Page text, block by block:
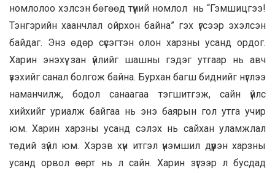
номлолоо хэлсэн бөгөөд түүний номлол нь “Гэмшицгээ!
Тэнгэрийн хаанчлал ойрхон байна” гэх үгсээр эхэлсэн
байдаг. Энэ өдөр сүсэгтэн олон харзны усанд ордог.
Харин энэхүү зан үйлийг шашны гэдэг утгаар нь авч
үзэхийг санал болгож байна. Бурхан багш биднийг нүглээ
наманчилж, бодол санаагаа тэгшитгэж, сайн үйлс
хийхийг уриалж байгаа нь энэ баярын гол утга учир
юм. Харин харзны усанд сэлэх нь сайхан уламжлал
төдий зүйл юм. Хэрэв хүн итгэл үнэмшил дүүрэн харзны
усанд орвол өөрт нь л сайн. Харин зүгээр л бусдад